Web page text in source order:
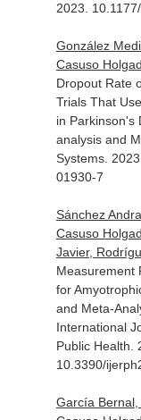
2023.
González
Casuso
Dropout Rate
Trials That
in Parkinson's
analysis and
Systems.
01930-7
Sánchez
Casuso
Javier,
Measurement
for
and Meta-
International
Public Health
10.3390/
García Bernal,